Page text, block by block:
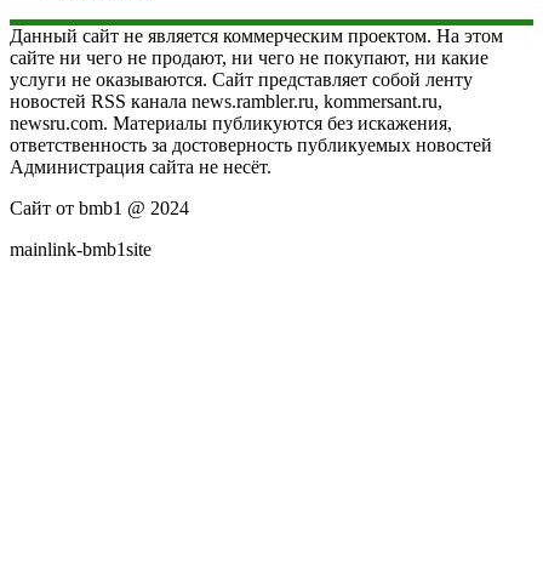
Данный сайт не является коммерческим проектом. На этом
сайте ни чего не продают, ни чего не покупают, ни какие
услуги не оказываются. Сайт представляет собой ленту
новостей RSS канала news.rambler.ru, kommersant.ru,
newsru.com. Материалы публикуются без искажения,
ответственность за достоверность публикуемых новостей
Администрация сайта не несёт.
Сайт от bmb1 @ 2024
mainlink-bmb1site